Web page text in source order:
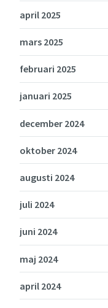
april 2025
mars 2025
februari 2025
januari 2025
december 2024
oktober 2024
augusti 2024
juli 2024
juni 2024
maj 2024
april 2024